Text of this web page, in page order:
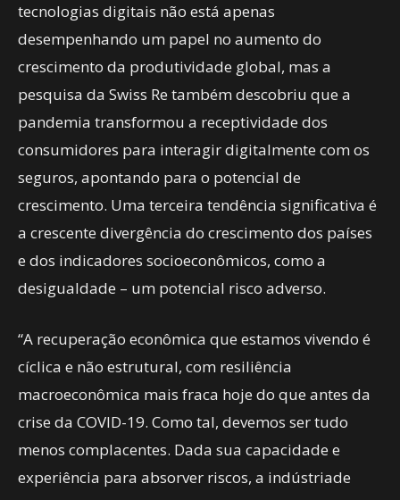
tecnologias digitais não está apenas
desempenhando um papel no aumento do
crescimento da produtividade global, mas a
pesquisa da Swiss Re também descobriu que a
pandemia transformou a receptividade dos
consumidores para interagir digitalmente com os
seguros, apontando para o potencial de
crescimento. Uma terceira tendência significativa é
a crescente divergência do crescimento dos países
e dos indicadores socioeconômicos, como a
desigualdade – um potencial risco adverso.
“A recuperação econômica que estamos vivendo é
cíclica e não estrutural, com resiliência
macroeconômica mais fraca hoje do que antes da
crise da COVID-19. Como tal, devemos ser tudo
menos complacentes. Dada sua capacidade e
experiência para absorver riscos, a indústriade